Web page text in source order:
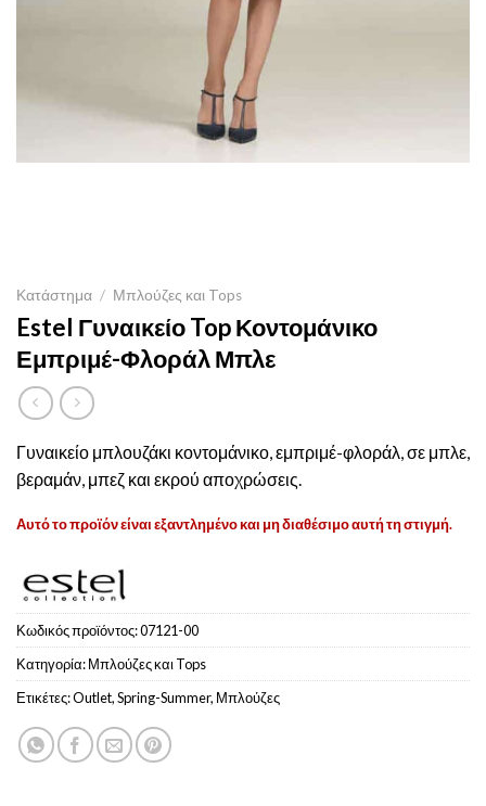
Κατάστημα / Μπλούζες και Tops
Estel Γυναικείο Top Κοντομάνικο
Εμπριμέ-Φλοράλ Μπλε
Γυναικείο μπλουζάκι κοντομάνικο, εμπριμέ-φλοράλ, σε μπλε,
βεραμάν, μπεζ και εκρού αποχρώσεις.
Αυτό το προϊόν είναι εξαντλημένο και μη διαθέσιμο αυτή τη στιγμή.
Κωδικός προϊόντος:07121-00
Κατηγορία:Μπλούζες και Tops
Ετικέτες:Outlet,Spring-Summer, Μπλούζες